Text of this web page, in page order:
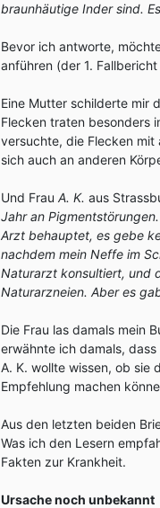
braunhäutige Inder sind.
Bevor ich antworte,
anführen (der 1.
Eine Mutter schilderte mir
Flecken traten besonders
versuchte, die Flecken mit
sich auch an anderen
Und Frau A. K. aus
Jahr an
Arzt behauptet, es gebe
nachdem mein Neffe im
Naturarzt konsultiert, und
Naturarzneien. Aber es
Die Frau las damals mein
erwähnte ich damals,
A. K. wollte wissen, ob sie
Empfehlung machen
Aus den letzten beiden
Was ich den Lesern
Fakten zur Krankheit.
Ursache noch unbekannt